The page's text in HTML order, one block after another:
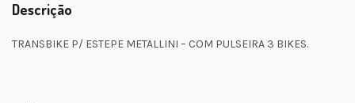
Descrição
TRANSBIKE P/ ESTEPE METALLINI – COM PULSEIRA 3 BIKES.